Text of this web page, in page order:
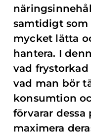
samtidigt
mycket lätta
hantera. I
vad frystorkad
vad man bör
konsumtion
förvarar
maximera